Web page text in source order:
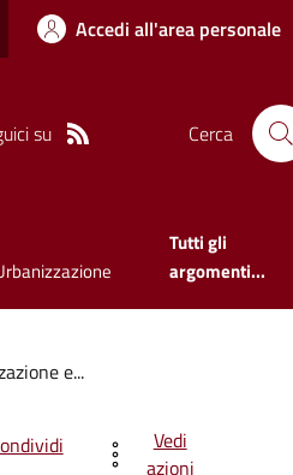
Accedi all'area personale
su Cerca
Tutti gli
argomenti...
e...
Vedi
azioni